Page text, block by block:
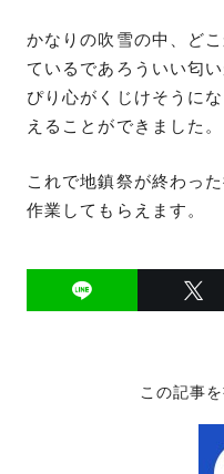
かなりの吹雪の中、ど
ているであろういい匂
ぴり心がくじけそうに
えることができました。
これで地鎮祭が終わっ
作業してもらえます。
この記事